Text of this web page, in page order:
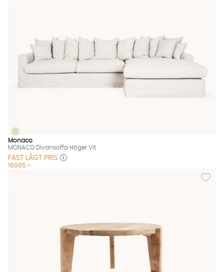
MONACO Divansoffa Höger Vit Finns även i dessa färger:
MONACO Divansoffa Höger Vit
Monaco
MONACO Divansoffa Höger Vit
FAST LÅGT PRIS
16995 :-
Lägg